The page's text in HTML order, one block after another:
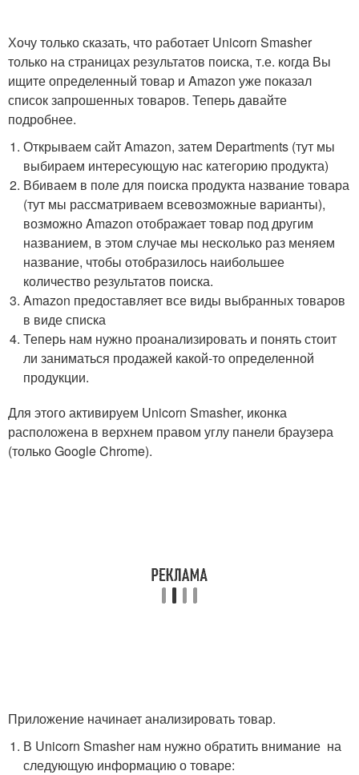
Хочу только сказать, что работает Unicorn Smasher
только на страницах результатов поиска, т.е. когда Вы
ищите определенный товар и Amazon уже показал
список запрошенных товаров. Теперь давайте
подробнее.
Открываем сайт Amazon, затем Departments (тут мы
выбираем интересующую нас категорию продукта)
Вбиваем в поле для поиска продукта название товара
(тут мы рассматриваем всевозможные варианты),
возможно Amazon отображает товар под другим
названием, в этом случае мы несколько раз меняем
название, чтобы отобразилось наибольшее
количество результатов поиска.
Amazon предоставляет все виды выбранных товаров
в виде списка
Теперь нам нужно проанализировать и понять стоит
ли заниматься продажей какой-то определенной
продукции.
Для этого активируем Unicorn Smasher, иконка
расположена в верхнем правом углу панели браузера
(только Google Chrome).
Приложение начинает анализировать товар.
В Unicorn Smasher нам нужно обратить внимание на
следующую информацию о товаре: